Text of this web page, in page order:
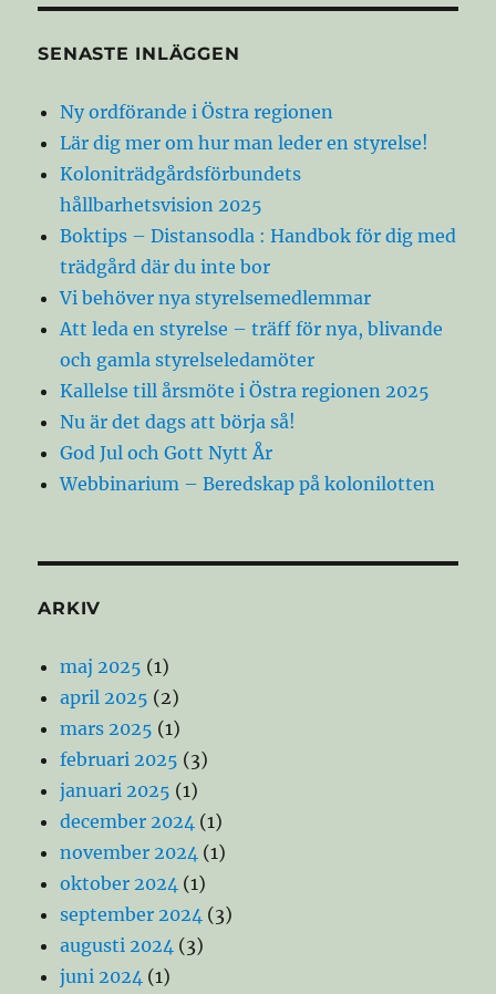
inlägg
E
SENASTE INLÄGGEN
Ny ordförande i Östra regionen
Lär dig mer om hur man leder en styrelse!
Koloniträdgårdsförbundets
hållbarhetsvision 2025
Boktips – Distansodla : Handbok för dig med
trädgård där du inte bor
Vi behöver nya styrelsemedlemmar
Att leda en styrelse – träff för nya, blivande
och gamla styrelseledamöter
Kallelse till årsmöte i Östra regionen 2025
Nu är det dags att börja så!
God Jul och Gott Nytt År
Webbinarium – Beredskap på kolonilotten
ARKIV
maj 2025 (1)
april 2025 (2)
mars 2025 (1)
februari 2025 (3)
januari 2025 (1)
december 2024 (1)
november 2024 (1)
oktober 2024 (1)
september 2024 (3)
augusti 2024 (3)
juni 2024 (1)